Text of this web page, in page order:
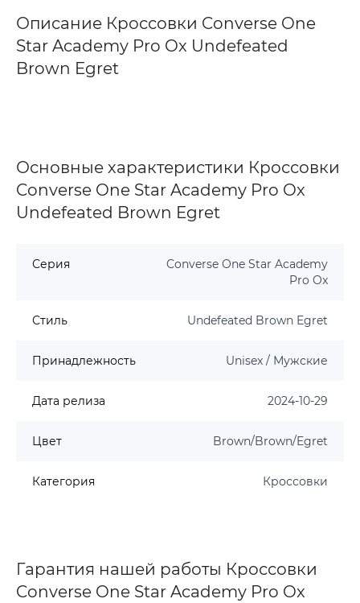
Описание Кроссовки Converse One
Star Academy Pro Ox Undefeated
Brown Egret
Основные характеристики Кроссовки
Converse One Star Academy Pro Ox
Undefeated Brown Egret
Серия
Converse One Star Academy
Pro Ox
Стиль Undefeated Brown Egret
Принадлежность Unisex / Мужские
Дата релиза 2024-10-29
Цвет Brown/Brown/Egret
Категория Кроссовки
Гарантия нашей работы Кроссовки
Converse One Star Academy Pro Ox